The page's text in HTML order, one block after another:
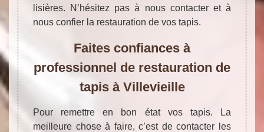
lisières. N’hésitez pas à nous contacter et à
nous confier la restauration de vos tapis.
Faites confiances à
professionnel de restauration de
tapis à Villevieille
Pour remettre en bon état vos tapis. La
meilleure chose à faire, c’est de contacter les